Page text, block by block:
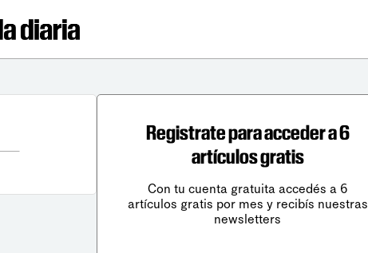
Registrate para acceder a 6
artículos gratis
Con tu cuenta gratuita accedés a 6
artículos gratis por mes y recibís nuestras
newsletters